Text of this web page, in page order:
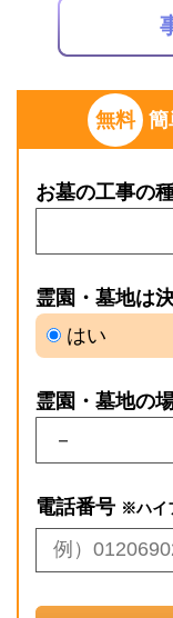
無料 簡
お墓の工事の
霊園・墓地は
はい
霊園・墓地の
電話番号 ※ハイ